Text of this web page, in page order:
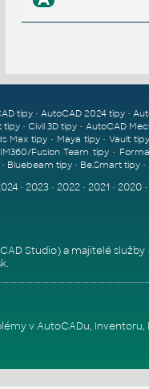
tipy• AutoCAD 2024 tipy•
tipy•Civil 3D tipy • AutoCAD
Max tipy • Maya tipy•Vault tipy
Fusion Team tipy•
Bluebeam tipy• Be.Smart tipy•
• 2023• 2022• 2021 • 2020•
Studio) a majitelé služby
v AutoCADu,